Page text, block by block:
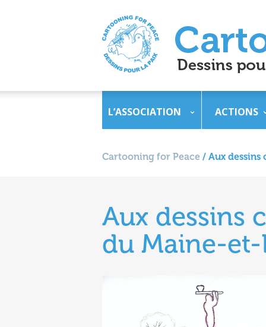
L’ASSOCIATION ACTIONS
Cartooning for Peace / Aux
Aux dessins
du Maine-